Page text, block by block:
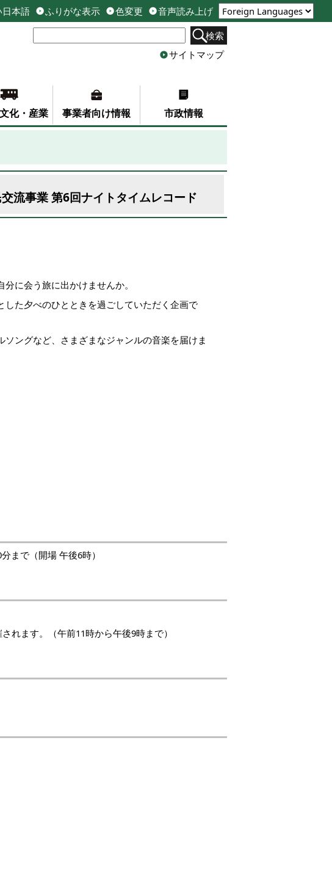
本語 ふりがな表示 色変更
音声読み上げ
検索
サイトマップ
化・産業 事業者向け情報 市政情報
流事業 第6回ナイトタイムレコード
に会う旅に出かけませんか。
た夕べのひとときを過ごしていただく企画で
ングなど、さまざまなジャンルの音楽を届けま
まで（開場 午後6時）
れます。（午前11時から午後9時まで）